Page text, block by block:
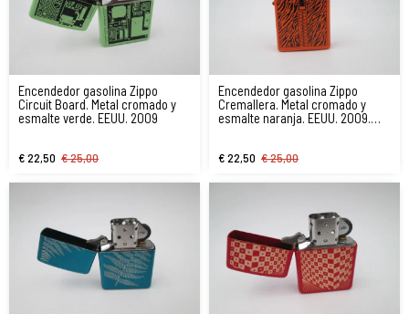
Encendedor gasolina Zippo
Circuit Board. Metal cromado y
esmalte verde. EEUU. 2009
€ 22,50 € 25,00
Encendedor gasolina Zippo
Cremallera. Metal cromado y
esmalte naranja. EEUU. 2009.
€ 22,50 € 25,00